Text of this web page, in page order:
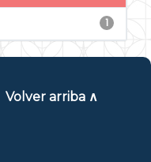
1
Volver arriba ∧